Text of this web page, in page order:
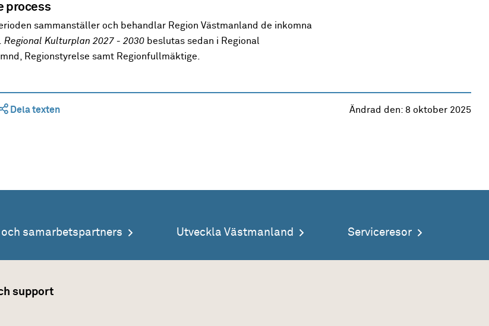
process
sammanställer och behandlar Region Västmanland de inkomna
Regional Kulturplan 2027 - 2030 beslutas sedan i Regional
Regionstyrelse samt Regionfullmäktige.
Dela texten Ändrad den: 8 oktober 2025
och samarbetspartners Utveckla Västmanland Serviceresor
support